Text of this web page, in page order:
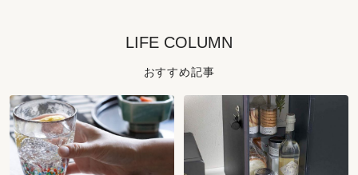
LIFE COLUMN
おすすめ記事